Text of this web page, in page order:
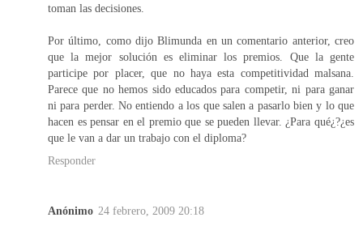
toman las decisiones.
Por último, como dijo Blimunda en un comentario anterior, creo
que la mejor solución es eliminar los premios. Que la gente
participe por placer, que no haya esta competitividad malsana.
Parece que no hemos sido educados para competir, ni para ganar
ni para perder. No entiendo a los que salen a pasarlo bien y lo que
hacen es pensar en el premio que se pueden llevar. ¿Para qué¿?¿es
que le van a dar un trabajo con el diploma?
Responder
Anónimo 24 febrero, 2009 20:18